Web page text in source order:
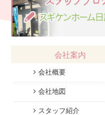
会社案内
会社概要
会社地図
スタッフ紹介